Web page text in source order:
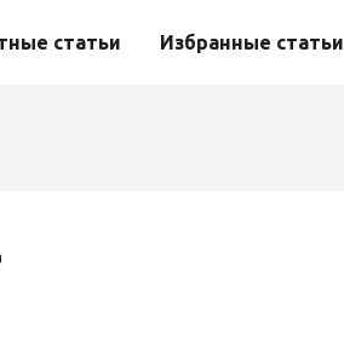
статьи Избранные статьи